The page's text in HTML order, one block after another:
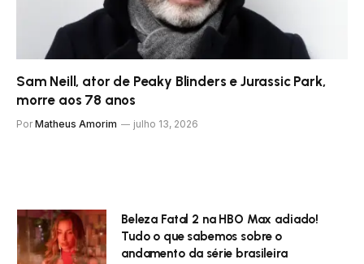
Sam Neill, ator de Peaky Blinders e Jurassic Park,
morre aos 78 anos
Por Matheus Amorim julho 13, 2026
Beleza Fatal 2 na HBO Max adiado!
Tudo o que sabemos sobre o
andamento da série brasileira